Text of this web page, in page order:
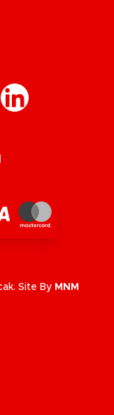
Site By MNM